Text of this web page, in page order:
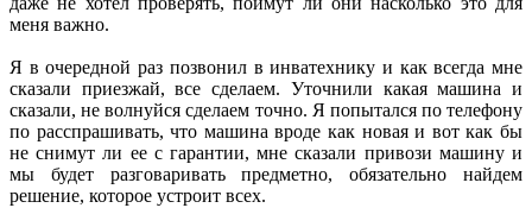
меня важно.
Я в очередной раз позвонил в инватехнику и как всегда мне
сказали приезжай, все сделаем. Уточнили какая машина и
сказали, не волнуйся сделаем точно. Я попытался по телефону
по расспрашивать, что машина вроде как новая и вот как бы
не снимут ли ее с гарантии, мне сказали привози машину и
мы будет разговаривать предметно, обязательно найдем
решение, которое устроит всех.